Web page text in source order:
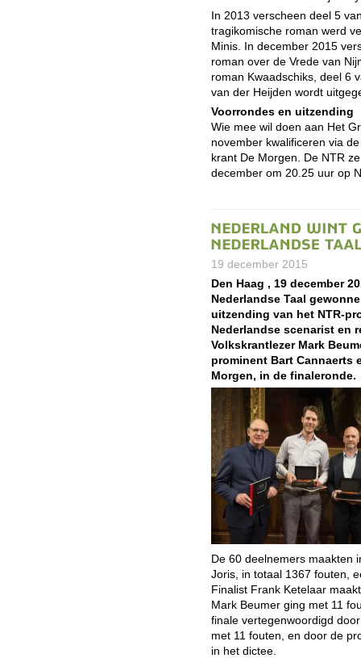
In 2013 verscheen deel 5
tragikomische roman werd
Minis. In december 2015
roman over de Vrede van
roman Kwaadschiks, deel 6
van der Heijden wordt
Voorrondes en uitzending
Wie mee wil doen aan Het
november kwalificeren via
krant De Morgen. De NTR
december om 20.25 uur op
19 december 2015
Den Haag , 19 december
Nederlandse Taal
uitzending van het NTR-
Nederlandse scenarist en
Volkskrantlezer Mark
prominent Bart Cannaerts
Morgen, in de finaleronde.
De 60 deelnemers maakten
Joris, in totaal 1367 fouten,
Finalist Frank Ketelaar
Mark Beumer ging met 11
finale vertegenwoordigd
met 11 fouten, en door de
in het dictee.